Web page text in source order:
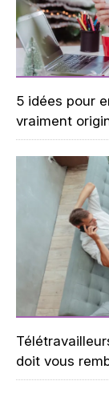
5 idées pour
vraiment
doit vous